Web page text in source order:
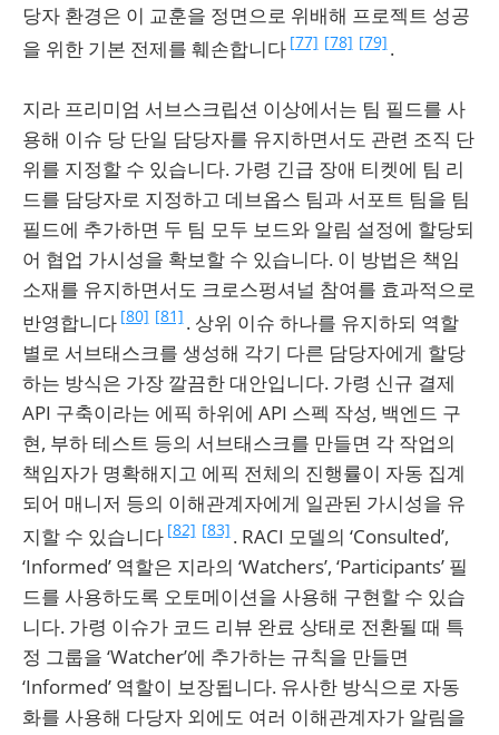
당자 환경은 이 교훈을 정면으로 위배해 프로젝트 성공
을 위한 기본 전제를 훼손합니다 [77] [78] [79] .
지라 프리미엄 서브스크립션 이상에서는 팀 필드를 사
용해 이슈 당 단일 담당자를 유지하면서도 관련 조직 단
위를 지정할 수 있습니다. 가령 긴급 장애 티켓에 팀 리
드를 담당자로 지정하고 데브옵스 팀과 서포트 팀을 팀
필드에 추가하면 두 팀 모두 보드와 알림 설정에 할당되
어 협업 가시성을 확보할 수 있습니다. 이 방법은 책임
소재를 유지하면서도 크로스펑셔널 참여를 효과적으로
반영합니다 [80] [81] . 상위 이슈 하나를 유지하되 역할
별로 서브태스크를 생성해 각기 다른 담당자에게 할당
하는 방식은 가장 깔끔한 대안입니다. 가령 신규 결제
API 구축이라는 에픽 하위에 API 스펙 작성, 백엔드 구
현, 부하 테스트 등의 서브태스크를 만들면 각 작업의
책임자가 명확해지고 에픽 전체의 진행률이 자동 집계
되어 매니저 등의 이해관계자에게 일관된 가시성을 유
지할 수 있습니다 [82] [83] . RACI 모델의 ‘Consulted’,
‘Informed’ 역할은 지라의 ‘Watchers’, ‘Participants’ 필
드를 사용하도록 오토메이션을 사용해 구현할 수 있습
니다. 가령 이슈가 코드 리뷰 완료 상태로 전환될 때 특
정 그룹을 ‘Watcher’에 추가하는 규칙을 만들면
‘Informed’ 역할이 보장됩니다. 유사한 방식으로 자동
화를 사용해 다당자 외에도 여러 이해관계자가 알림을